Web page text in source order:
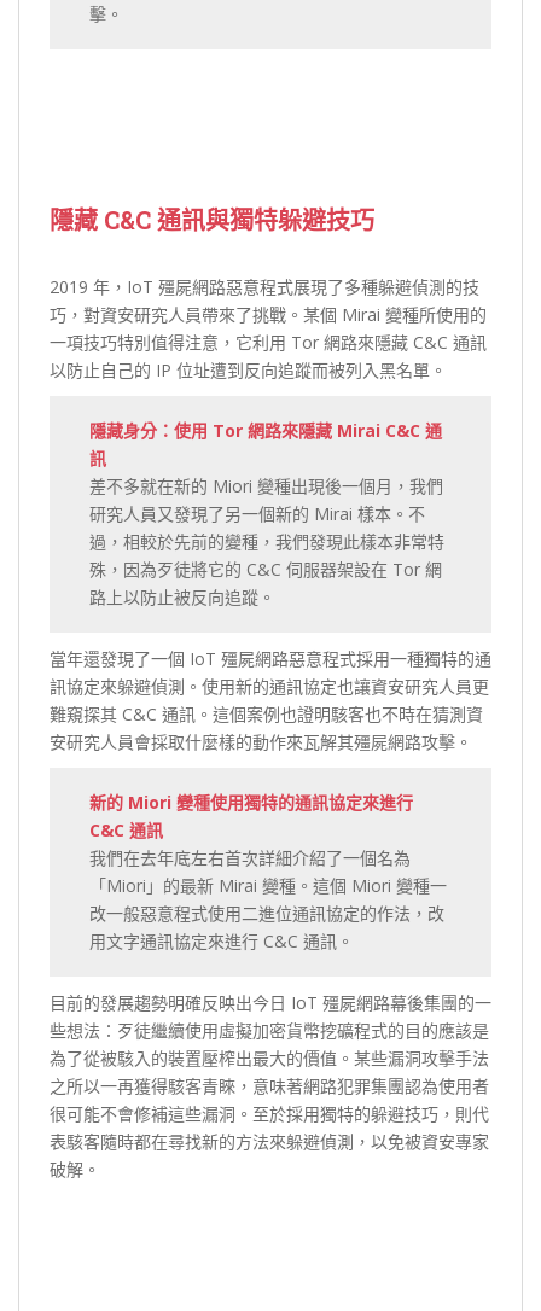
擊。
隱藏 C&C 通訊與獨特躲避技巧
2019 年，IoT 殭屍網路惡意程式展現了多種躲避偵測的技
巧，對資安研究人員帶來了挑戰。某個 Mirai 變種所使用的
一項技巧特別值得注意，它利用 Tor 網路來隱藏 C&C 通訊
以防止自己的 IP 位址遭到反向追蹤而被列入黑名單。
隱藏身分：使用 Tor 網路來隱藏 Mirai C&C 通
訊
差不多就在新的 Miori 變種出現後一個月，我們
研究人員又發現了另一個新的 Mirai 樣本。不
過，相較於先前的變種，我們發現此樣本非常特
殊，因為歹徒將它的 C&C 伺服器架設在 Tor 網
路上以防止被反向追蹤。
當年還發現了一個 IoT 殭屍網路惡意程式採用一種獨特的通
訊協定來躲避偵測。使用新的通訊協定也讓資安研究人員更
難窺探其 C&C 通訊。這個案例也證明駭客也不時在猜測資
安研究人員會採取什麼樣的動作來瓦解其殭屍網路攻擊。
新的 Miori 變種使用獨特的通訊協定來進行
C&C 通訊
我們在去年底左右首次詳細介紹了一個名為
「Miori」的最新 Mirai 變種。這個 Miori 變種一
改一般惡意程式使用二進位通訊協定的作法，改
用文字通訊協定來進行 C&C 通訊。
目前的發展趨勢明確反映出今日 IoT 殭屍網路幕後集團的一
些想法：歹徒繼續使用虛擬加密貨幣挖礦程式的目的應該是
為了從被駭入的裝置壓榨出最大的價值。某些漏洞攻擊手法
之所以一再獲得駭客青睞，意味著網路犯罪集團認為使用者
很可能不會修補這些漏洞。至於採用獨特的躲避技巧，則代
表駭客隨時都在尋找新的方法來躲避偵測，以免被資安專家
破解。